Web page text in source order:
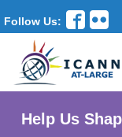
Follow Us:
Help Us